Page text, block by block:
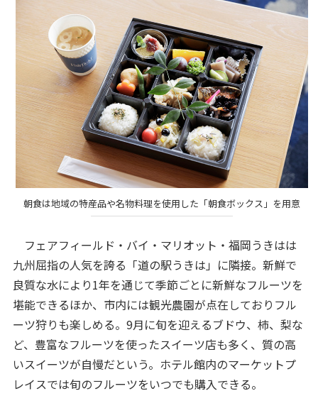
朝食は地域の特産品や名物料理を使用した「朝食ボックス」を用意
フェアフィールド・バイ・マリオット・福岡うきはは
九州屈指の人気を誇る「道の駅うきは」に隣接。新鮮で
良質な水により1年を通じて季節ごとに新鮮なフルーツを
堪能できるほか、市内には観光農園が点在しておりフル
ーツ狩りも楽しめる。9月に旬を迎えるブドウ、柿、梨な
ど、豊富なフルーツを使ったスイーツ店も多く、質の高
いスイーツが自慢だという。ホテル館内のマーケットプ
レイスでは旬のフルーツをいつでも購入できる。